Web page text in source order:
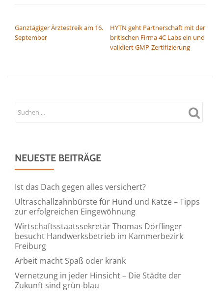
Ganztägiger Ärztestreik am 16.
September
HYTN geht Partnerschaft mit der
britischen Firma 4C Labs ein und
validiert GMP-Zertifizierung
NEUESTE BEITRÄGE
Ist das Dach gegen alles versichert?
Ultraschallzahnbürste für Hund und Katze – Tipps
zur erfolgreichen Eingewöhnung
Wirtschaftsstaatssekretär Thomas Dörflinger
besucht Handwerksbetrieb im Kammerbezirk
Freiburg
Arbeit macht Spaß oder krank
Vernetzung in jeder Hinsicht – Die Städte der
Zukunft sind grün-blau